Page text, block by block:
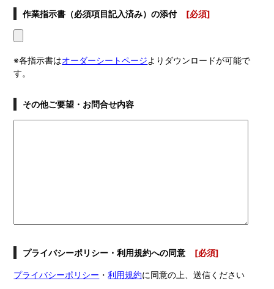
作業指示書（必須項目記入済み）の添付 [必須]
※各指示書はオーダーシートページよりダウンロードが可能で
す。
その他ご要望・お問合せ内容
プライバシーポリシー・利用規約への同意 [必須]
プライバシーポリシー ・利用規約に同意の上、送信ください